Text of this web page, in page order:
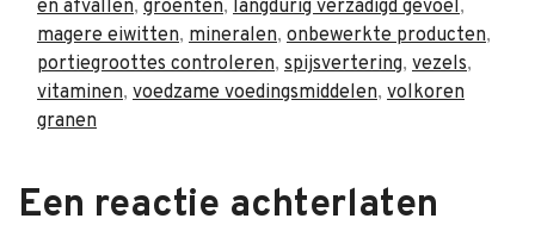
en afvallen, groenten, langdurig verzadigd gevoel,
magere eiwitten, mineralen, onbewerkte producten,
portiegroottes controleren, spijsvertering, vezels,
vitaminen, voedzame voedingsmiddelen, volkoren
granen
Een reactie achterlaten